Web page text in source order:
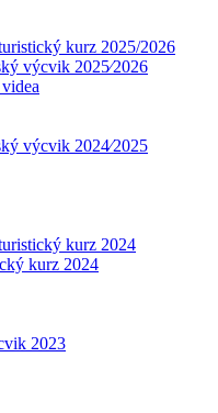
kurz 2025/2026
výcvik 2025⁄2026
výcvik 2024⁄2025
kurz 2024
kurz 2024
2023